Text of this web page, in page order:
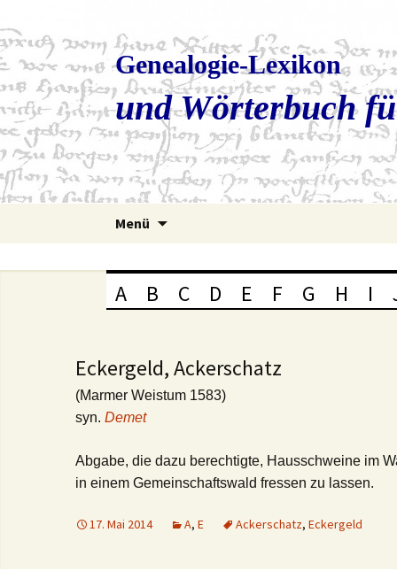
Genealogie-Lexikon
und Wörterbuch
Menü
A B C D E F G H I
Eckergeld, Ackerschatz
(Marmer Weistum 1583)
syn. Demet
Abgabe, die dazu berechtigte, Hausschweine im
in einem Gemeinschaftswald fressen zu lassen.
17. Mai 2014 A, E Ackerschatz, Eckergeld